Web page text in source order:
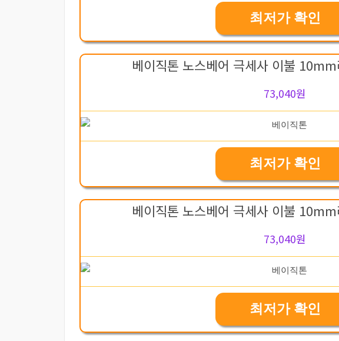
최저가 확인
베이직톤 노스베어 극세사 이불
73,040원
최저가 확인
베이직톤 노스베어 극세사 이불
73,040원
최저가 확인